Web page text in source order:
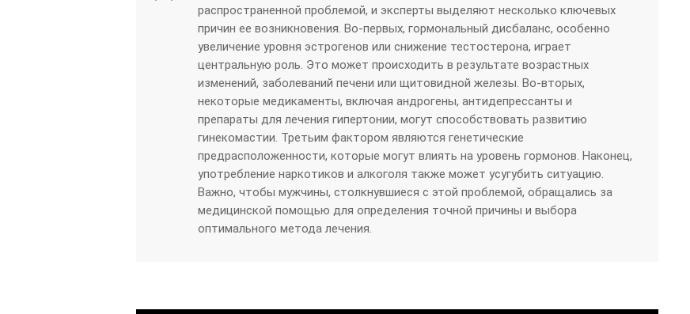
распространенной проблемой, и эксперты выделяют несколько ключевых
причин ее возникновения. Во-первых, гормональный дисбаланс, особенно
увеличение уровня эстрогенов или снижение тестостерона, играет
центральную роль. Это может происходить в результате возрастных
изменений, заболеваний печени или щитовидной железы. Во-вторых,
некоторые медикаменты, включая андрогены, антидепрессанты и
препараты для лечения гипертонии, могут способствовать развитию
гинекомастии. Третьим фактором являются генетические
предрасположенности, которые могут влиять на уровень гормонов. Наконец,
употребление наркотиков и алкоголя также может усугубить ситуацию.
Важно, чтобы мужчины, столкнувшиеся с этой проблемой, обращались за
медицинской помощью для определения точной причины и выбора
оптимального метода лечения.